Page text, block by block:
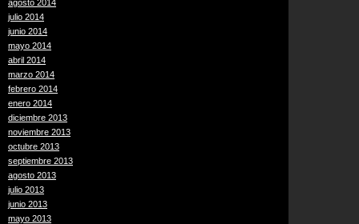
agosto 2014
julio 2014
junio 2014
mayo 2014
abril 2014
marzo 2014
febrero 2014
enero 2014
diciembre 2013
noviembre 2013
octubre 2013
septiembre 2013
agosto 2013
julio 2013
junio 2013
mayo 2013